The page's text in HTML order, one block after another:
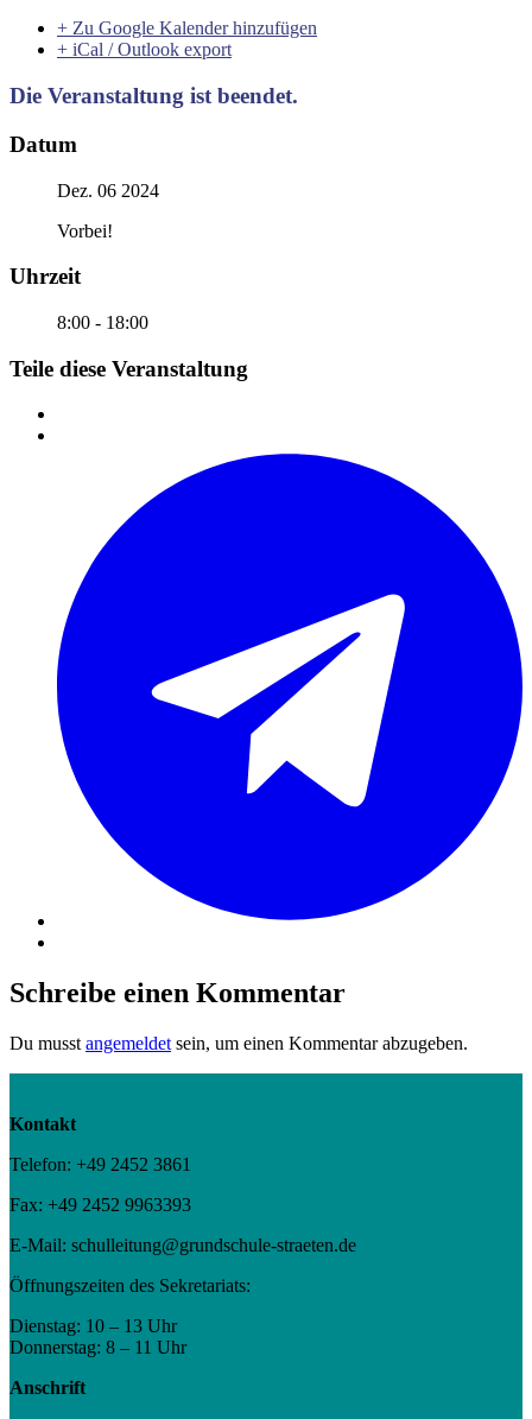
+ Zu Google Kalender hinzufügen
+ iCal / Outlook export
Die Veranstaltung ist beendet.
Datum
Dez. 06 2024
Vorbei!
Uhrzeit
8:00 - 18:00
Teile diese Veranstaltung
Schreibe einen Kommentar
Du musst angemeldet sein, um einen Kommentar abzugeben.
Kontakt
Telefon: +49 2452 3861
Fax: +49 2452 9963393
E-Mail: schulleitung@grundschule-straeten.de
Öffnungszeiten des Sekretariats:
Dienstag: 10 – 13 Uhr
Donnerstag: 8 – 11 Uhr
Anschrift